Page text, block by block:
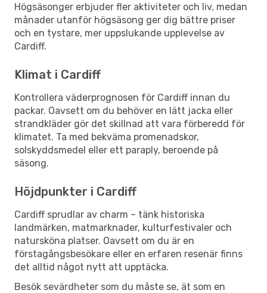
Högsäsonger erbjuder fler aktiviteter och liv, medan
månader utanför högsäsong ger dig bättre priser
och en tystare, mer uppslukande upplevelse av
Cardiff.
Klimat i Cardiff
Kontrollera väderprognosen för Cardiff innan du
packar. Oavsett om du behöver en lätt jacka eller
strandkläder gör det skillnad att vara förberedd för
klimatet. Ta med bekväma promenadskor,
solskyddsmedel eller ett paraply, beroende på
säsong.
Höjdpunkter i Cardiff
Cardiff sprudlar av charm – tänk historiska
landmärken, matmarknader, kulturfestivaler och
natursköna platser. Oavsett om du är en
förstagångsbesökare eller en erfaren resenär finns
det alltid något nytt att upptäcka.
Besök sevärdheter som du måste se, ät som en